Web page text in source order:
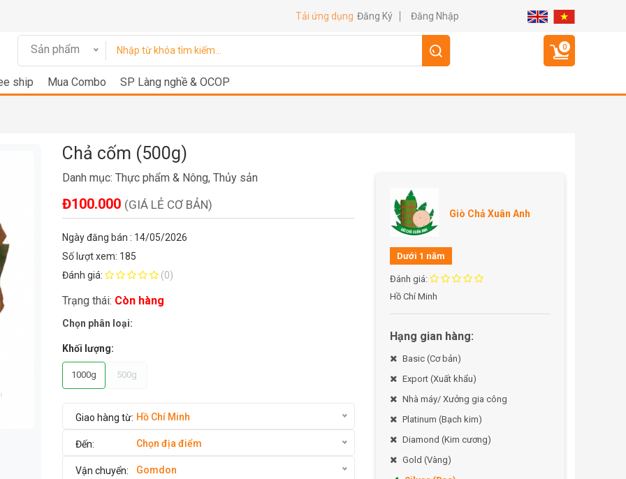
Tải ứng dụng Đăng Ký Đăng Nhập
Sản phẩm 0
ship Mua Combo SP Làng nghề & OCOP
Chả cốm (500g)
Danh mục:Thực phẩm & Nông, Thủy sản
Đ100.000 (GIÁ LẺ CƠ BẢN)
Ngày đăng bán : 14/05/2026
Số lượt xem: 185
Đánh giá:
(0)
Trạng thái: Còn hàng
Chọn phân loại:
Khối lượng:
1000g 500g
Hồ Chí Minh
Chọn địa điểm
Gomdon
Giò Chả Xuân Anh
Dưới 1 năm
Đánh giá:
Hồ Chí Minh
Hạng gian hàng:
Basic (Cơ bản)
Export (Xuất khẩu)
Nhà máy/ Xưởng gia công
Platinum (Bạch kim)
Diamond (Kim cương)
Gold (Vàng)